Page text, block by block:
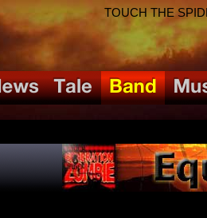
TOUCH THE